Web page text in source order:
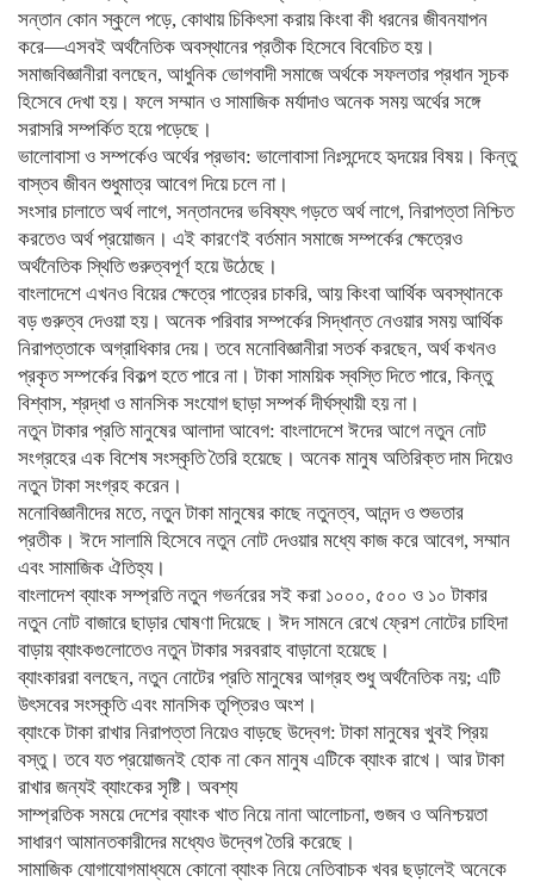
সন্তান কোন স্কুলে পড়ে, কোথায় চিকিৎসা করায় কিংবা কী ধরনের জীবনযাপন
করে—এসবই অর্থনৈতিক অবস্থানের প্রতীক হিসেবে বিবেচিত হয়।
সমাজবিজ্ঞানীরা বলছেন, আধুনিক ভোগবাদী সমাজে অর্থকে সফলতার প্রধান সূচক
হিসেবে দেখা হয়। ফলে সম্মান ও সামাজিক মর্যাদাও অনেক সময় অর্থের সঙ্গে
সরাসরি সম্পর্কিত হয়ে পড়েছে।
ভালোবাসা ও সম্পর্কেও অর্থের প্রভাব: ভালোবাসা নিঃসন্দেহে হৃদয়ের বিষয়। কিন্তু
বাস্তব জীবন শুধুমাত্র আবেগ দিয়ে চলে না।
সংসার চালাতে অর্থ লাগে, সন্তানদের ভবিষ্যৎ গড়তে অর্থ লাগে, নিরাপত্তা নিশ্চিত
করতেও অর্থ প্রয়োজন। এই কারণেই বর্তমান সমাজে সম্পর্কের ক্ষেত্রেও
অর্থনৈতিক স্থিতি গুরুত্বপূর্ণ হয়ে উঠেছে।
বাংলাদেশে এখনও বিয়ের ক্ষেত্রে পাত্রের চাকরি, আয় কিংবা আর্থিক অবস্থানকে
বড় গুরুত্ব দেওয়া হয়। অনেক পরিবার সম্পর্কের সিদ্ধান্ত নেওয়ার সময় আর্থিক
নিরাপত্তাকে অগ্রাধিকার দেয়। তবে মনোবিজ্ঞানীরা সতর্ক করছেন, অর্থ কখনও
প্রকৃত সম্পর্কের বিকল্প হতে পারে না। টাকা সাময়িক স্বস্তি দিতে পারে, কিন্তু
বিশ্বাস, শ্রদ্ধা ও মানসিক সংযোগ ছাড়া সম্পর্ক দীর্ঘস্থায়ী হয় না।
নতুন টাকার প্রতি মানুষের আলাদা আবেগ: বাংলাদেশে ঈদের আগে নতুন নোট
সংগ্রহের এক বিশেষ সংস্কৃতি তৈরি হয়েছে। অনেক মানুষ অতিরিক্ত দাম দিয়েও
নতুন টাকা সংগ্রহ করেন।
মনোবিজ্ঞানীদের মতে, নতুন টাকা মানুষের কাছে নতুনত্ব, আনন্দ ও শুভতার
প্রতীক। ঈদে সালামি হিসেবে নতুন নোট দেওয়ার মধ্যে কাজ করে আবেগ, সম্মান
এবং সামাজিক ঐতিহ্য।
বাংলাদেশ ব্যাংক সম্প্রতি নতুন গভর্নরের সই করা ১০০০, ৫০০ ও ১০ টাকার
নতুন নোট বাজারে ছাড়ার ঘোষণা দিয়েছে। ঈদ সামনে রেখে ফ্রেশ নোটের চাহিদা
বাড়ায় ব্যাংকগুলোতেও নতুন টাকার সরবরাহ বাড়ানো হয়েছে।
ব্যাংকাররা বলছেন, নতুন নোটের প্রতি মানুষের আগ্রহ শুধু অর্থনৈতিক নয়; এটি
উৎসবের সংস্কৃতি এবং মানসিক তৃপ্তিরও অংশ।
ব্যাংকে টাকা রাখার নিরাপত্তা নিয়েও বাড়ছে উদ্বেগ: টাকা মানুষের খুবই প্রিয়
বস্তু। তবে যত প্রয়োজনই হোক না কেন মানুষ এটিকে ব্যাংক রাখে। আর টাকা
রাখার জন্যই ব্যাংকের সৃষ্টি। অবশ্য
সাম্প্রতিক সময়ে দেশের ব্যাংক খাত নিয়ে নানা আলোচনা, গুজব ও অনিশ্চয়তা
সাধারণ আমানতকারীদের মধ্যেও উদ্বেগ তৈরি করেছে।
সামাজিক যোগাযোগমাধ্যমে কোনো ব্যাংক নিয়ে নেতিবাচক খবর ছড়ালেই অনেকে